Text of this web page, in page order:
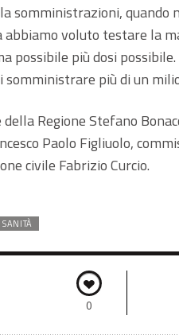
somministrazioni, quando
voluto testare la
possibile più dosi
più di un
Regione Stefano
Paolo Figliuolo,
civile Fabrizio Curcio.
SANITÀ
0